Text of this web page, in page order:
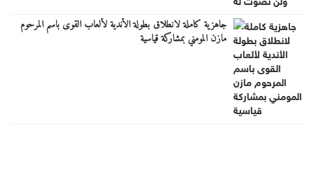
جاهزية كاملة لانطلاق بطولة الأندية لألعاب القوى باسم المرحوم
مازن المومني بمشاركة قياسية